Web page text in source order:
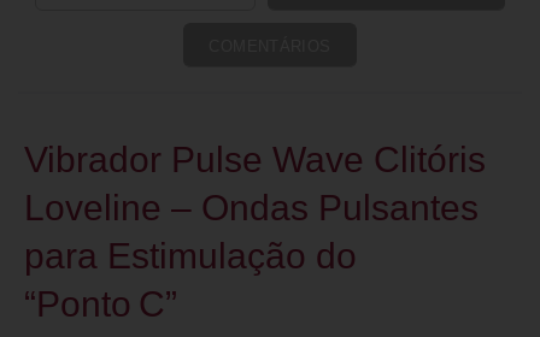
Vibrador Pulse Wave Clitóris
Loveline – Ondas Pulsantes
para Estimulação do
“Ponto C”